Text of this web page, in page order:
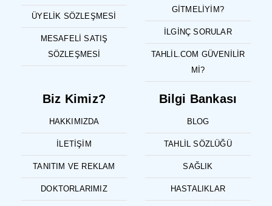
ÜYELIK SÖZLEŞMESI
MESAFELI SATIŞ
SÖZLEŞMESI
GITMELIYIM?
İLGINÇ SORULAR
TAHLIL.COM GÜVENILIR
MI?
Biz Kimiz?
HAKKIMIZDA
İLETIŞIM
TANITIM VE REKLAM
DOKTORLARIMIZ
Bilgi Bankası
BLOG
TAHLIL SÖZLÜĞÜ
SAĞLIK
HASTALIKLAR